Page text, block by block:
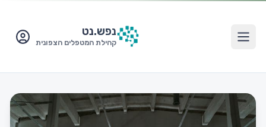
נפש.נט
קהילת המטפלים הצפונית